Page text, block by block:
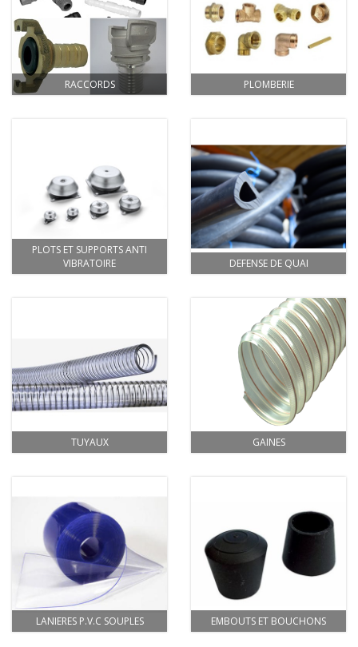
RACCORDS PLOMBERIE
PLOTS ET SUPPORTS ANTI
VIBRATOIRE
DEFENSE DE QUAI
TUYAUX GAINES
LANIERES P.V.C SOUPLES EMBOUTS ET BOUCHONS